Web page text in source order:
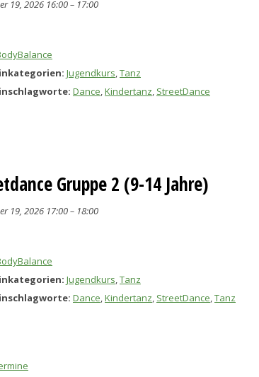
19, 2026 16:00– 17:00
Jugendkurs,Tanz
Dance,Kindertanz, StreetDance
Gruppe 2 (9-14 Jahre)
19, 2026 17:00– 18:00
Jugendkurs,Tanz
Dance,Kindertanz, StreetDance,Tanz